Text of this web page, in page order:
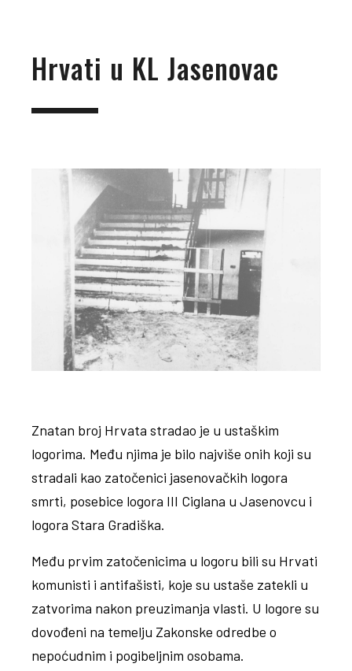
Hrvati u KL Jasenovac
Znatan broj Hrvata stradao je u ustaškim
logorima. Među njima je bilo najviše onih koji su
stradali kao zatočenici jasenovačkih logora
smrti, posebice logora III Ciglana u Jasenovcu i
logora Stara Gradiška.
Među prvim zatočenicima u logoru bili su Hrvati
komunisti i antifašisti, koje su ustaše zatekli u
zatvorima nakon preuzimanja vlasti. U logore su
dovođeni na temelju Zakonske odredbe o
nepoćudnim i pogibeljnim osobama.